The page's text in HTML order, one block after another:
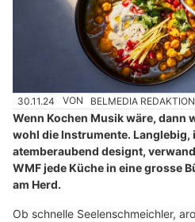
30.11.24 VON BELMEDIA REDAKTION
Wenn Kochen Musik wäre, dann
wohl die Instrumente. Langlebig,
atemberaubend designt,
WMF jede Küche in eine grosse
am Herd.
Ob schnelle Seelenschmeichler,